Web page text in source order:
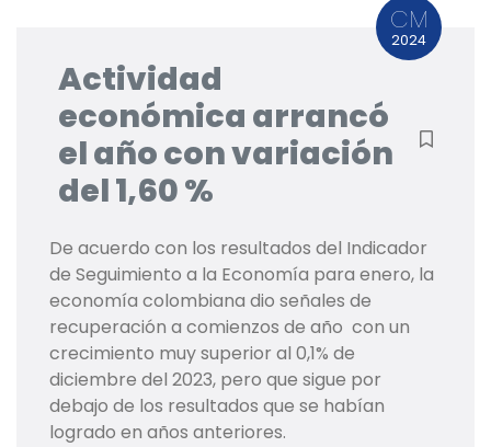
CM
2024
Actividad
económica arrancó
el año con variación
del 1,60 %
De acuerdo con los resultados del Indicador
de Seguimiento a la Economía para enero, la
economía colombiana dio señales de
recuperación a comienzos de año con un
crecimiento muy superior al 0,1% de
diciembre del 2023, pero que sigue por
debajo de los resultados que se habían
logrado en años anteriores.